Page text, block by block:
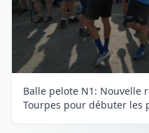
Balle pelote N1: Nouvelle
Tourpes pour débuter les